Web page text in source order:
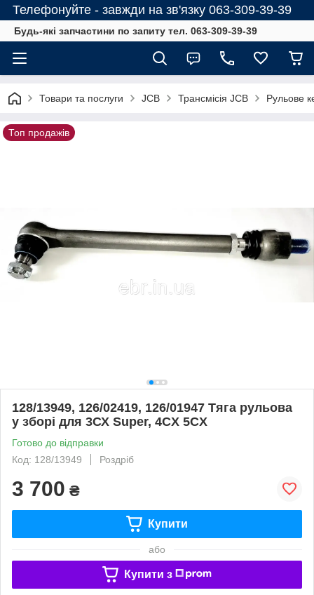
Телефонуйте - завжди на зв'язку 063-309-39-39
Будь-які запчастини по запиту тел. 063-309-39-39
Товари та послуги JCB Трансмісія JCB Рульове
Топ продажів
128/13949, 126/02419, 126/01947 Тяга рульова
у зборі для 3СХ Super, 4CX 5CX
Готово до відправки
Код: 128/13949
Роздріб
3 700 ₴
Купити
або
Купити з